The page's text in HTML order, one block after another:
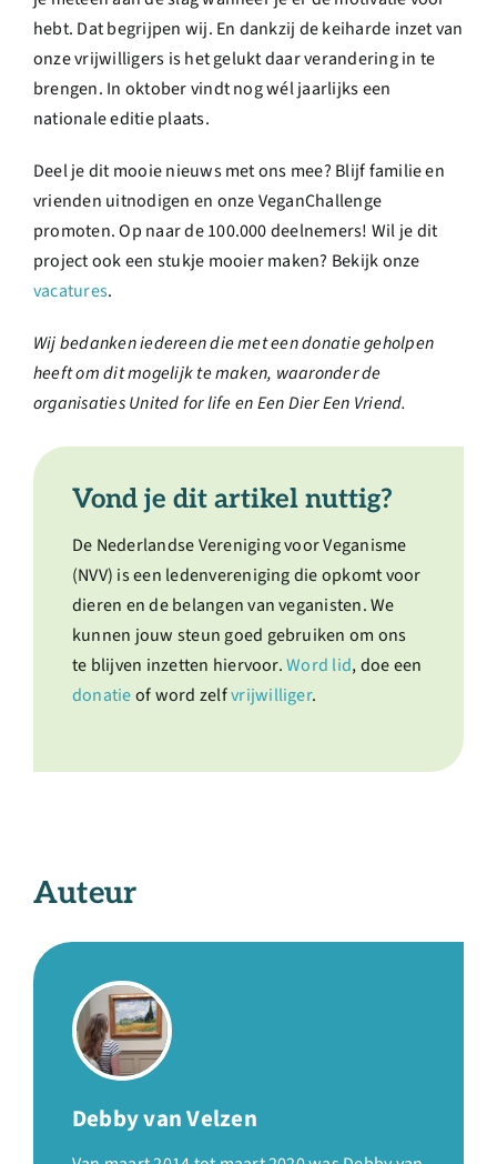
hebt. Dat begrijpen wij. En dankzij de keiharde inzet van
onze vrijwilligers is het gelukt daar verandering in te
brengen. In oktober vindt nog wél jaarlijks een
nationale editie plaats.
Deel je dit mooie nieuws met ons mee? Blijf familie en
vrienden uitnodigen en onze VeganChallenge
promoten. Op naar de 100.000 deelnemers! Wil je dit
project ook een stukje mooier maken? Bekijk onze
vacatures.
Wij bedanken iedereen die met een donatie geholpen
heeft om dit mogelijk te maken, waaronder de
organisaties United for life en Een Dier Een Vriend.
Vond je dit artikel nuttig?
De Nederlandse Vereniging voor Veganisme
(NVV) is een ledenvereniging die opkomt voor
dieren en de belangen van veganisten. We
kunnen jouw steun goed gebruiken om ons
te blijven inzetten hiervoor.Word lid, doe een
donatieof word zelfvrijwilliger.
Auteur
Debby van Velzen